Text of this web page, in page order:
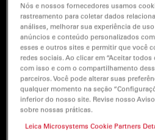
Nós e nossos fornecedores usamos
rastreamento para coletar dados
análises, melhorar sua experiência de
anúncios e conteúdo personalizados
esses e outros sites e permitir que você
redes sociais. Ao clicar em “Aceitar todos
com isso e com o compartilhamento
parceiros. Você pode alterar suas
qualquer momento na seção
inferior do nosso site. Revise nosso
sobre nossas práticas.
Leica Microsystems Cookie Partners